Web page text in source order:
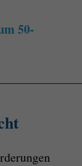
50-